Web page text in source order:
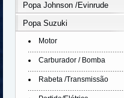
Popa Johnson /Evinrude
Popa Suzuki
Motor
Carburador / Bomba
Rabeta /Transmissão